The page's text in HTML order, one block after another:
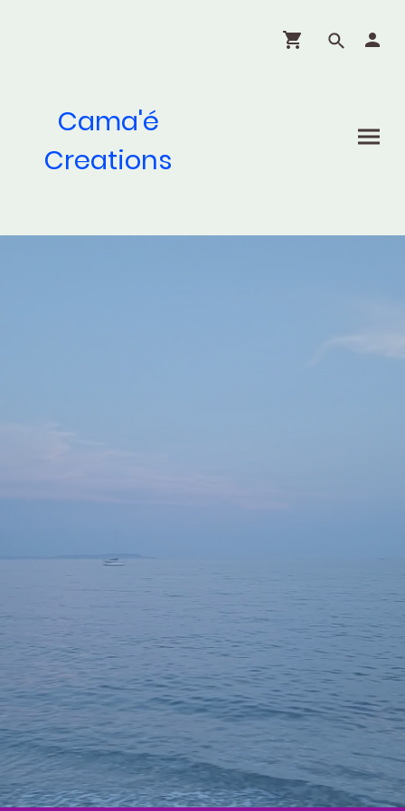
Cama'é
Creations